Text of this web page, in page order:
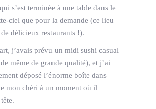
s’est terminée à une table dans le
ciel que pour la demande (ce lieu
délicieux restaurants !).
j’avais prévu un midi sushi casual
même de grande qualité), et j’ai
déposé l’énorme boîte dans
mon chéri à un moment où il